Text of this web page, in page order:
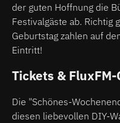
der guten Hoffnung die
Festivalgäste ab. Richtig
Geburtstag zahlen auf
Eintritt!
Tickets &
Die "Schönes-
diesen liebevollen DIY-